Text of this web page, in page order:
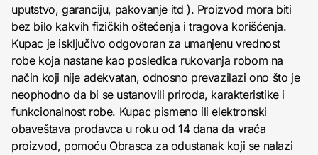
uputstvo, garanciju, pakovanje itd ). Proizvod mora biti
bez bilo kakvih fizičkih oštećenja i tragova korišćenja.
Kupac je isključivo odgovoran za umanjenu vrednost
robe koja nastane kao posledica rukovanja robom na
način koji nije adekvatan, odnosno prevazilazi ono što je
neophodno da bi se ustanovili priroda, karakteristike i
funkcionalnost robe. Kupac pismeno ili elektronski
obaveštava prodavca u roku od 14 dana da vraća
proizvod, pomoću Obrasca za odustanak koji se nalazi